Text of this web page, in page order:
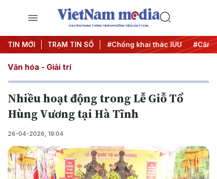
CHUYÊN TRANG THÔNG TIN ĐA PHƯƠNG TIỆN CỦA TTXVN
TIN MỚI TRẠM TIN SỐ
#Chiến dịch 500 ngày đêm #Chống khai thác IUU
Văn hóa - Giải trí
N hiều hoạt động trong Lễ Giỗ Tổ
Hùng Vương tại Hà Tĩnh
26-04-2026, 19:04